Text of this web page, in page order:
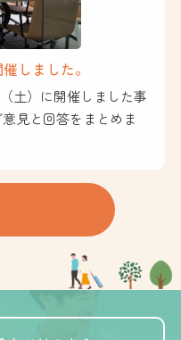
しました。
土）に開催しました事
見と回答をまとめま